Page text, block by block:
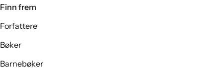
Finn frem
Forfattere
Bøker
Barnebøker